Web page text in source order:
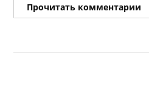
Прочитать комментарии